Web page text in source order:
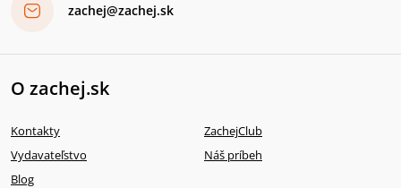
zachej@zachej.sk
O zachej.sk
Kontakty
ZachejClub
Vydavateľstvo
Náš príbeh
Blog